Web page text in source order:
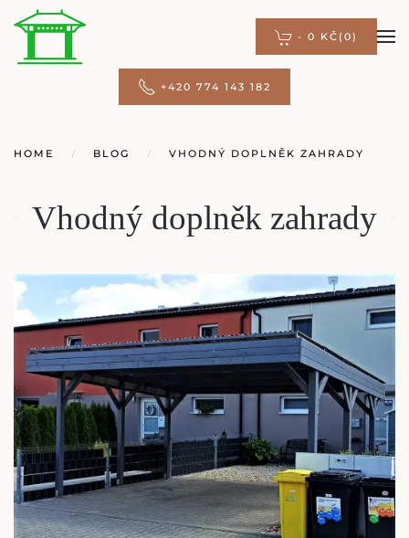
- 0 KČ (0)
+420 774 143 182
HOME BLOG VHODNÝ DOPLNĚK ZAHRADY
Vhodný doplněk zahrady